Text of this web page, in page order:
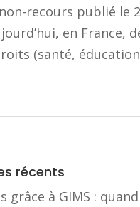
recours publié le
en France,
(santé,
récents
grâce à GIMS :